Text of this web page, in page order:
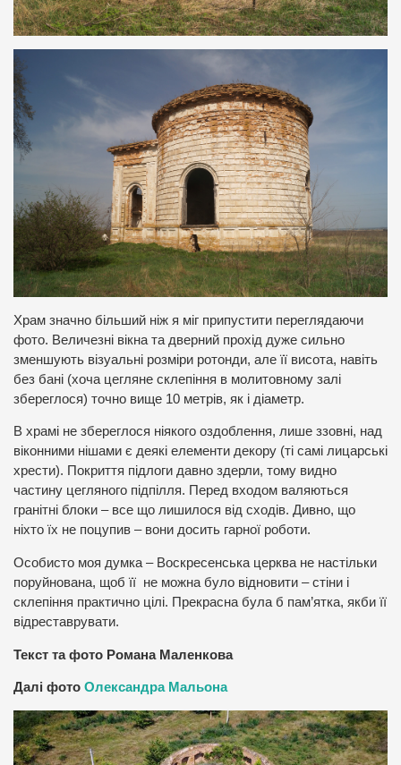
Храм значно більший ніж я міг припустити переглядаючи
фото. Величезні вікна та дверний прохід дуже сильно
зменшують візуальні розміри ротонди, але її висота, навіть
без бані (хоча цегляне склепіння в молитовному залі
збереглося) точно вище 10 метрів, як і діаметр.
В храмі не збереглося ніякого оздоблення, лише ззовні, над
віконними нішами є деякі елементи декору (ті самі лицарські
хрести). Покриття підлоги давно здерли, тому видно
частину цегляного підпілля. Перед входом валяються
гранітні блоки – все що лишилося від сходів. Дивно, що
ніхто їх не поцупив – вони досить гарної роботи.
Особисто моя думка – Воскресенська церква не настільки
поруйнована, щоб її не можна було відновити – стіни і
склепіння практично цілі. Прекрасна була б пам’ятка, якби її
відреставрувати.
Текст та фото Романа Маленкова
Далі фото Олександра Мальона